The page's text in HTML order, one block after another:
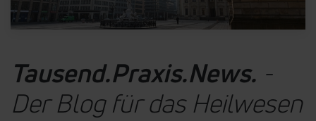
Tausend.Praxis.News. -
Der Blog für das Heilwesen